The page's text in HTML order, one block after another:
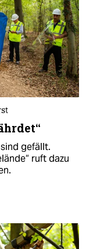
gefällt.
ruft dazu